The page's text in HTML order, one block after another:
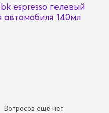
espresso гелевый
автомобиля 140мл
Вопросов ещё нет